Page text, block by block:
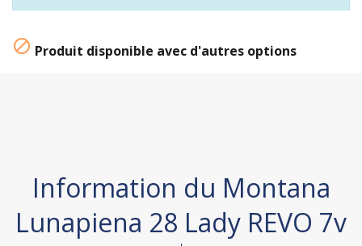
 Produit disponible avec d'autres options
Information du Montana
Lunapiena 28 Lady REVO 7v